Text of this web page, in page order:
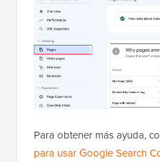
Para obtener más ayuda,
para usar Google Search